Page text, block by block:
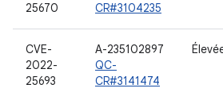
25670
CR#3104235
CVE-
2022-
25693
A-235102897
QC-
CR#3141474